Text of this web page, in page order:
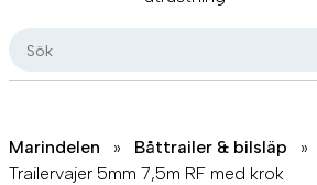
Marindelen » Båttrailer & bilsläp »
Trailervajer 5mm 7,5m RF med krok